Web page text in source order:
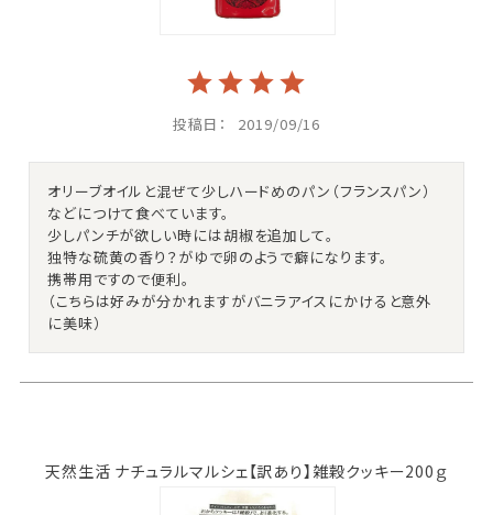
投稿日 2019/09/16
オリーブオイルと混ぜて少しハードめのパン（フランスパン）
などにつけて食べています。
少しパンチが欲しい時には胡椒を追加して。
独特な硫黄の香り？がゆで卵のようで癖になります。
携帯用ですので便利。
（こちらは好みが分かれますがバニラアイスにかけると意外
に美味）
天然生活 ナチュラルマルシェ【訳あり】雑穀クッキー200ｇ